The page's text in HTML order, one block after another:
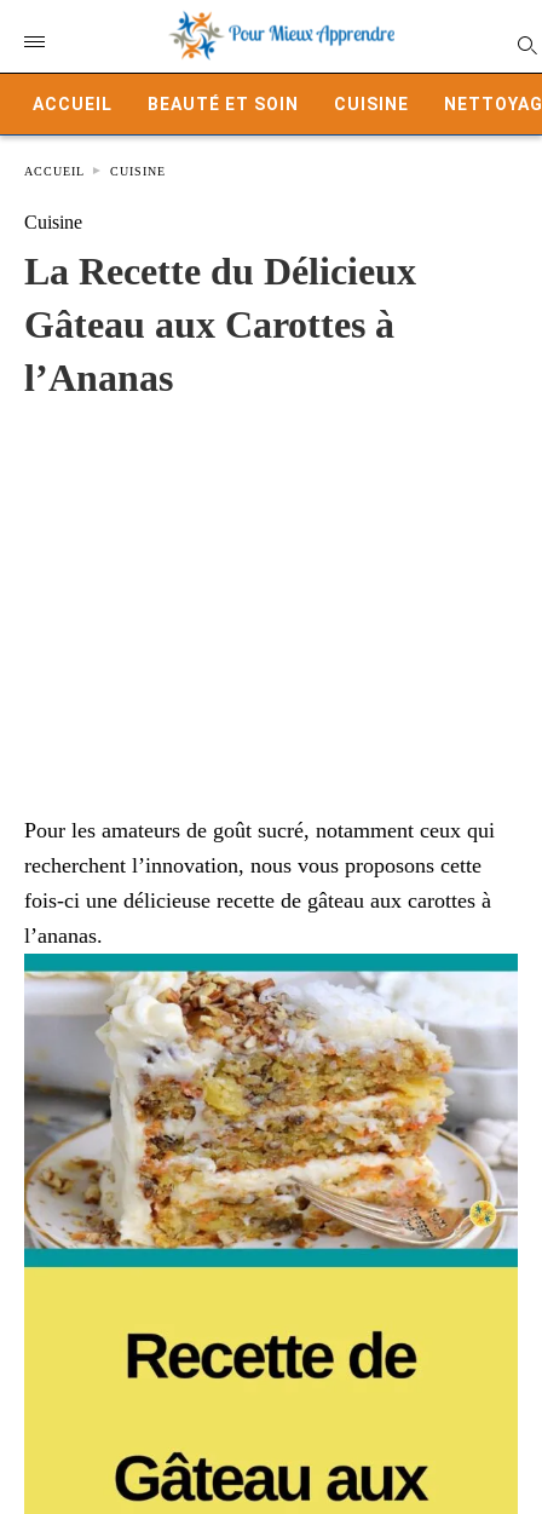
ACCUEIL BEAUTÉ ET SOIN CUISINE
ACCUEIL CUISINE
Cuisine
La Recette du Délicieux
Gâteau aux Carottes à
l’Ananas
Pour les amateurs de goût sucré, notamment ceux qui
recherchent l’innovation, nous vous proposons cette
fois-ci une délicieuse recette de gâteau aux carottes à
l’ananas.